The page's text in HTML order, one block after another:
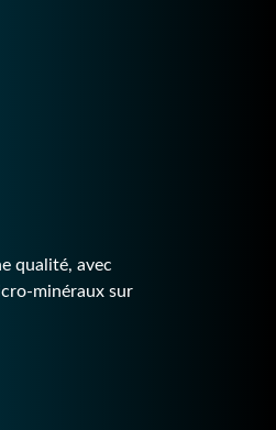
qualité, avec
minéraux sur